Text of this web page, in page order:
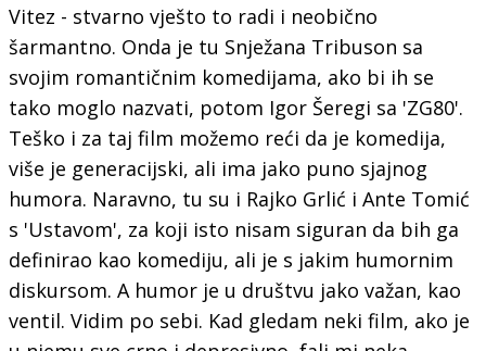
Vitez - stvarno vješto to radi i neobično
šarmantno. Onda je tu Snježana Tribuson sa
svojim romantičnim komedijama, ako bi ih se
tako moglo nazvati, potom Igor Šeregi sa 'ZG80'.
Teško i za taj film možemo reći da je komedija,
više je generacijski, ali ima jako puno sjajnog
humora. Naravno, tu su i Rajko Grlić i Ante Tomić
s 'Ustavom', za koji isto nisam siguran da bih ga
definirao kao komediju, ali je s jakim humornim
diskursom. A humor je u društvu jako važan, kao
ventil. Vidim po sebi. Kad gledam neki film, ako je